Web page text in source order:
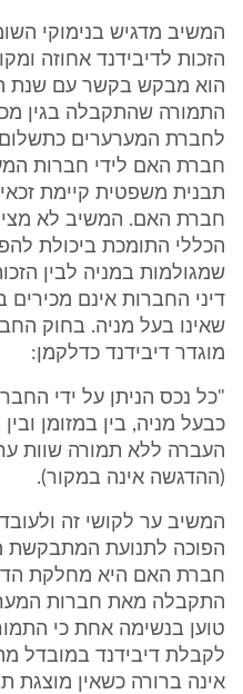
המשיב מדגיש בנימוקי
הזכות לדיבידנד אחוזה
התמורה שהתקבלה בגין
לחברת המערערים כתשלום
חברת האם לידי חברות
תבנית משפטית קיימת
חברת האם. המשיב לא
הכללי התומכת ביכולת
שמגולמות במניה לבין
דיני החברות אינם מכירים
מוגדר דיבידנד כדלקמן:
"כל נכס הניתן על ידי
כבעל מניה, בין במזומן
העברה ללא תמורה שוות
(ההדגשה אינה במקור).
המשיב ער לקושי זה
הפוכה לתנועת המתבקשת
חברת האם היא מחלקת
התקבלה מאת חברות
טוען בנשימה אחת כי
לקבלת דיבידנד במובדל
אינה ברורה כשאין מוצגת